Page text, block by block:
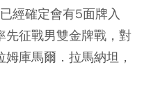
經確定會有5面牌入
征戰男雙金牌戰，對
庫馬爾．拉馬納坦，